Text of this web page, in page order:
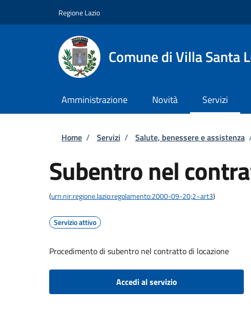
Regione Lazio
Comune di Villa Santa
Amministrazione Novità Servizi
Briciole di pane
Home / Servizi / Salute, benessere e assistenza
Subentro nel
(urn:nir:regione.lazio:regolamento:2000-09-20;2~art3)
Servizio attivo
Procedimento di subentro nel contratto di locazione
Accedi al servizio